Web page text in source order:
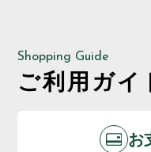
Shopping Guide
ご利用ガイ
お